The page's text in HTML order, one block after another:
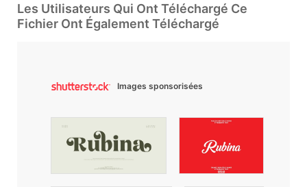
Les Utilisateurs Qui Ont Téléchargé Ce
Fichier Ont Également Téléchargé
Images sponsorisées